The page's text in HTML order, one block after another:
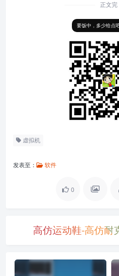
正文完
要饭中，多少给点
虚拟机
发表至： 软件
0
高仿运动鞋-高仿耐